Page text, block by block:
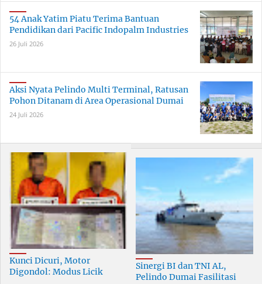
54 Anak Yatim Piatu Terima Bantuan
Pendidikan dari Pacific Indopalm Industries
26 Juli 2026
Aksi Nyata Pelindo Multi Terminal, Ratusan
Pohon Ditanam di Area Operasional Dumai
24 Juli 2026
Kunci Dicuri, Motor
Digondol: Modus Licik
Sinergi BI dan TNI AL,
Pelindo Dumai Fasilitasi